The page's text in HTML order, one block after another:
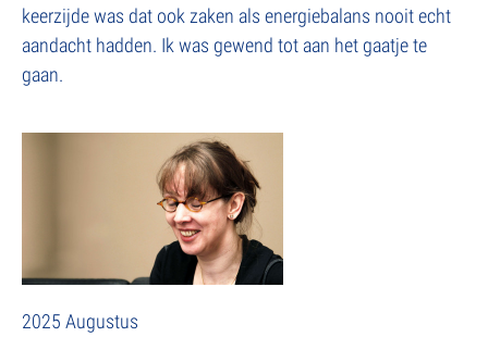
keerzijde was dat ook zaken als energiebalans nooit echt
aandacht hadden. Ik was gewend tot aan het gaatje te
gaan.
2025 Augustus